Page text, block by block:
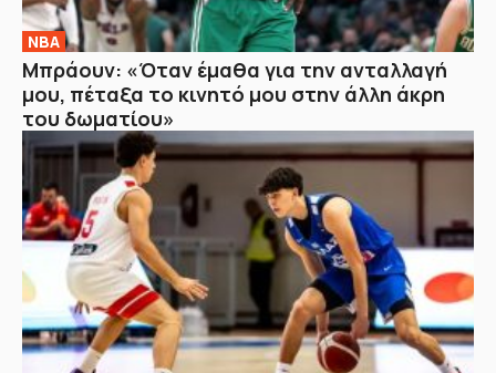
NBA
Μπράουν: «Όταν έμαθα για την ανταλλαγή
μου, πέταξα το κινητό μου στην άλλη άκρη
του δωματίου»